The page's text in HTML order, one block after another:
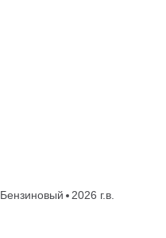
Бензиновый
2026 г.в.